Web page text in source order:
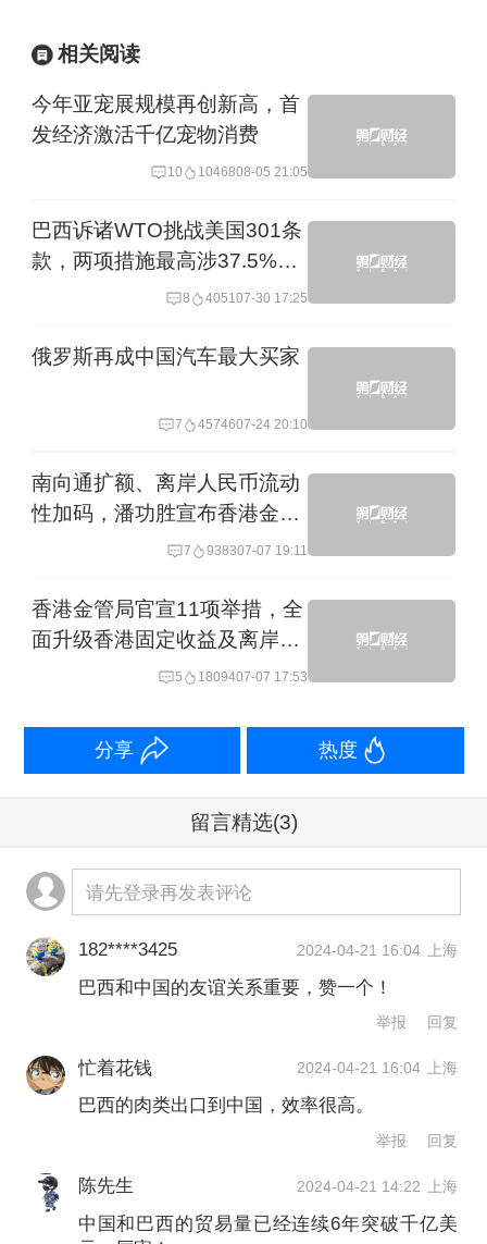
钢铁行业更快发展新质生产力及更早实
现绿色转型。
同时，巴西有非常丰富的热带林资源和
资源最为丰富的国家之一。
书赞桉诺首席执行官（CEO）舒卡
（Walter Schalka）日前在上海向第一财
经记者表示，中国是书赞桉诺最大的木
浆出口目的地，也是全球增长最快的市
场之一，将进一步扩大在中国的业务布
局。
浆和纸制品消费国之一，也是增长最快
蓬勃发展，中国已成为书赞桉诺木浆出
口量最大的目的地市场。
开展木浆销售业务。2007年，书赞桉诺
进一步提升，2020年，书赞桉诺上海办
事处注册成为全资子公司，负责亚洲地
亚洲研创中心在上海落成。
舒卡透露中国市场已经占到公司全球木
浆出口量的40%，并且还以比较稳定的
速度在增长。在华经营的40年里，该公
相关阅读
今年亚宠展规模再创新高，首
发经济激活千亿宠物消费
10 1046808-05 21:05
巴西诉诸WTO挑战美国301条
款，两项措施最高涉37.5%关
8 405107-30 17:25
俄罗斯再成中国汽车最大买家
7 4574607-24 20:10
南向通扩额、离岸人民币流动
性加码，潘功胜宣布香港金融
7 938307-07 19:11
香港金管局官宣11项举措，全
面升级香港固定收益及离岸人
5 1809407-07 17:53
分享 热度
留言精选(3)
请先登录再发表评论
182****3425 2024-04-21 16:04 上海
巴西和中国的友谊关系重要，赞一个！
举报 回复
忙着花钱 2024-04-21 16:04 上海
巴西的肉类出口到中国，效率很高。
举报 回复
陈先生 2024-04-21 14:22 上海
中国和巴西的贸易量已经连续6年突破千亿美